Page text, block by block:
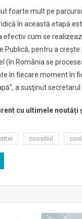
foarte mult pe
în această etapă
cum se
Publică, pentru a
(în România se
în fiecare moment în
a susţinut secretarul
cu ultimele
consiliul